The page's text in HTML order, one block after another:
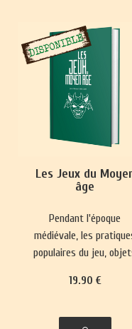
Les Jeux du
âge
Pendant l'époque
médiévale, les
populaires du jeu,
fréquemment à des
Parallèlement, des jeux
19.90 €